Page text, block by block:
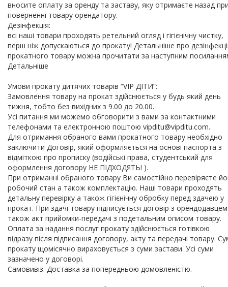
вносите оплату за оренду та заставу, яку отримаєте назад
поверненні товару орендатору.
Дезінфекція:
всі наші товари проходять ретельний огляд і гігієнічну чистку,
перш ніж допускаються до прокату! Детальніше про
прокатного товару можна прочитати за наступним
Детальніше
Умови прокату дитячих товарів “VIP ДІТИ”:
Замовлення товару на прокат здійснюється у будь який день
тижня, тобто без вихідних з 9.00 до 20.00.
Усі питання ми можемо обговорити з вами за контактними
телефонами та електронною поштою vipditu@vipditu.com.
Для отримання обраного вами прокатного товару необхідно
заключити Договір, який оформляється на основі паспорта з
відміткою про прописку (водійські права, студентський для
оформлення договору НЕ ПІДХОДЯТЬ! ).
При отриманні обраного товару Ви самостійно перевіряєте
робочий стан а також комплектацію. Наші товари проходять
детальну перевірку а також гігієнічну обробку перед здачею у
прокат. При здачі товару підписується договір з
також акт прийомки-передачі з подетальним описом товару.
Оплата за надання послуг прокату здійснюється готівкою
відразу після підписання договору, акту та передачі товару.
прокату щомісячно вираховується з суми застави. Усі суми
зазначено у договорі.
Самовивіз. Доставка за попередньою домовленістю.